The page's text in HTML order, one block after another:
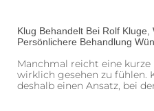
Klug Behandelt Bei Rolf Kluge,
Persönlichere Behandlung
Manchmal reicht eine
wirklich gesehen zu fühlen.
deshalb einen Ansatz, bei